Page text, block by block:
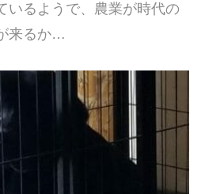
いるようで、農業が時代の
来るか…